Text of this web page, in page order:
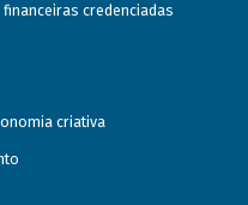
credenciadas
criativa